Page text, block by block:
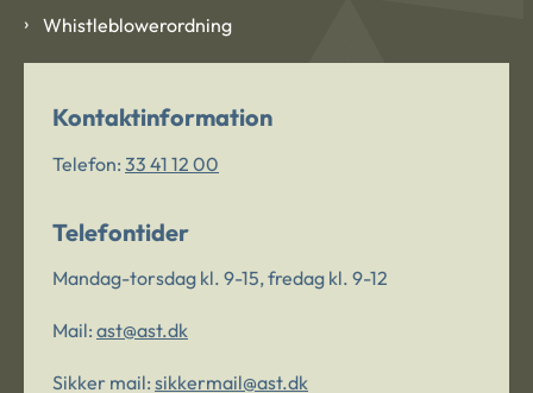
Whistleblowerordning
Kontaktinformation
Telefon: 33 41 12 00
Telefontider
Mandag-torsdag kl. 9-15, fredag kl. 9-12
Mail: ast@ast.dk
Sikker mail: sikkermail@ast.dk